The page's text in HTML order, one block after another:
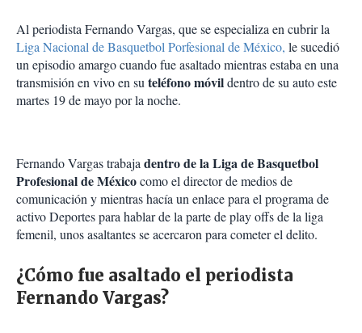
Al periodista Fernando Vargas, que se especializa en cubrir la
Liga Nacional de Basquetbol Porfesional de México, le sucedió
un episodio amargo cuando fue asaltado mientras estaba en una
transmisión en vivo en suteléfono móvildentro de su auto este
martes 19 de mayo por la noche.
Fernando Vargas trabajadentro de la Liga de Basquetbol
Profesional de Méxicocomo el director de medios de
comunicación y mientras hacía un enlace para el programa de
activo Deportes para hablar de la parte de play offs de la liga
femenil, unos asaltantes se acercaron para cometer el delito.
¿Cómo fue asaltado el periodista
Fernando Vargas?